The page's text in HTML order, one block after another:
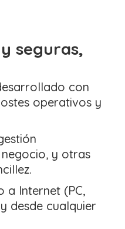
seguras,
con
operativos y
y otras
a Internet (PC,
desde cualquier